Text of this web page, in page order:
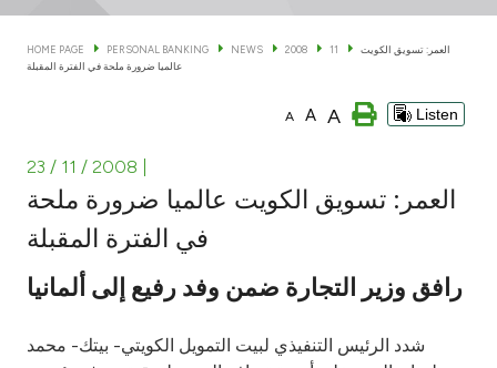
Cards
Banking Tiers
Investment
Ways to bank
Tools & Services
HOME PAGE PERSONAL BANKING NEWS 2008 11
العمر: تسويق الكويت
عالميا ضرورة ملحة في الفترة المقبلة
A A A Listen
23 / 11 / 2008
العمر: تسويق الكويت عالميا ضرورة ملحة
في الفترة المقبلة
رافق وزير التجارة ضمن وفد رفيع إلى ألمانيا
شدد الرئيس التنفيذي لبيت التمويل الكويتي- بيتك- محمد